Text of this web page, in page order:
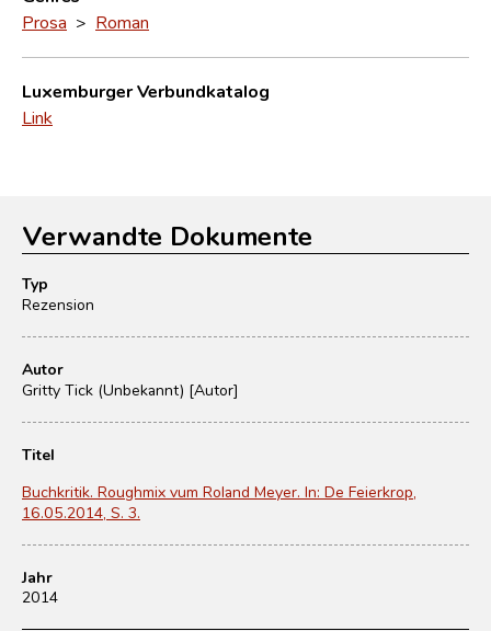
Prosa > Roman
Luxemburger Verbundkatalog
Link
Verwandte Dokumente
Typ
Rezension
Autor
Gritty Tick (Unbekannt) [Autor]
Titel
Buchkritik. Roughmix vum Roland Meyer. In: De Feierkrop,
16.05.2014, S. 3.
Jahr
2014